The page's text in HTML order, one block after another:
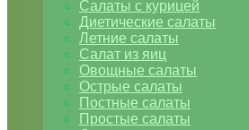
Салаты с курицей
Диетические салаты
Летние салаты
Салат из яиц
Овощные салаты
Острые салаты
Постные салаты
Простые салаты